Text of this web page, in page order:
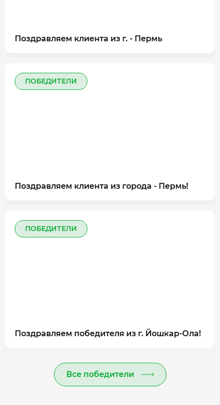
Поздравляем клиента из г. - Пермь
ПОБЕДИТЕЛИ
Поздравляем клиента из города - Пермь!
ПОБЕДИТЕЛИ
Поздравляем победителя из г. Йошкар-Ола!
Все победители